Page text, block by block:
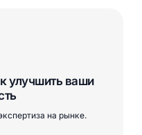
улучшить ваши
на рынке.